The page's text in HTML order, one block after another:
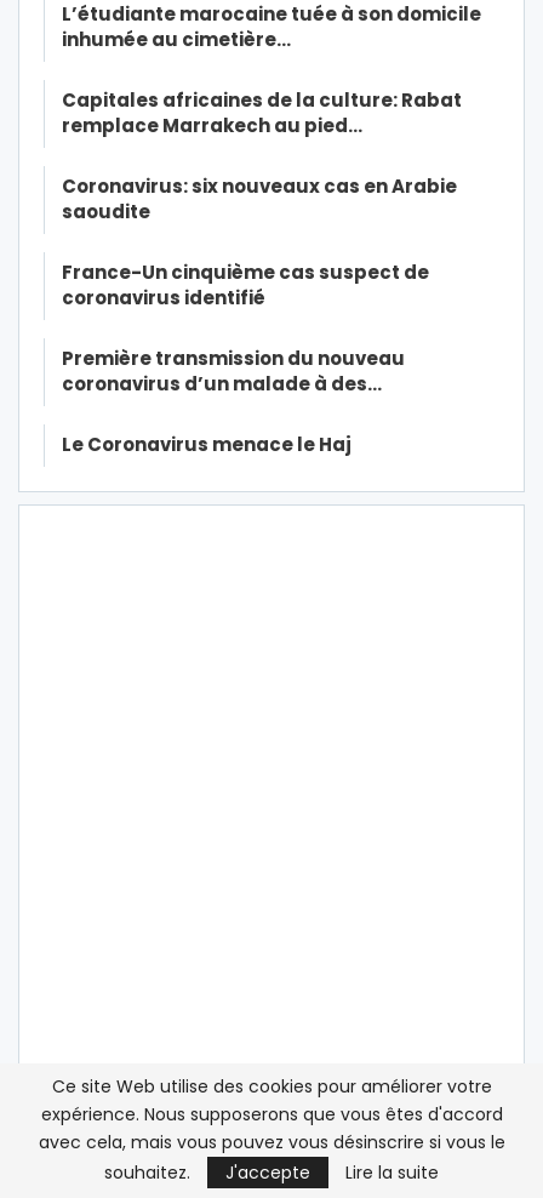
L’étudiante marocaine tuée à son domicile
inhumée au cimetière…
Capitales africaines de la culture: Rabat
remplace Marrakech au pied…
Coronavirus: six nouveaux cas en Arabie
saoudite
France-Un cinquième cas suspect de
coronavirus identifié
Première transmission du nouveau
coronavirus d’un malade à des…
Le Coronavirus menace le Haj
ATLASINFO SUR LES RÉSEAUX SOCIAUX
Ce site Web utilise des cookies pour améliorer votre
expérience. Nous supposerons que vous êtes d'accord
avec cela, mais vous pouvez vous désinscrire si vous le
souhaitez.
J'accepte Lire la suite